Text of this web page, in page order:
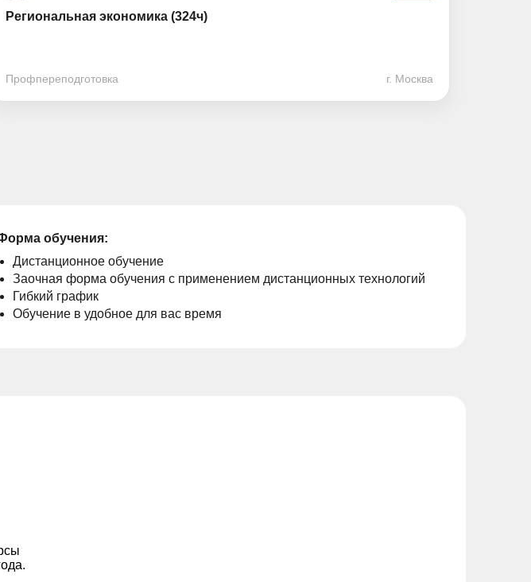
Региональная экономика (324ч)
Профпереподготовка г. Москва
обучения:
Дистанционное обучение
Заочная форма обучения с применением дистанционных технологий
Гибкий график
Обучение в удобное для вас время